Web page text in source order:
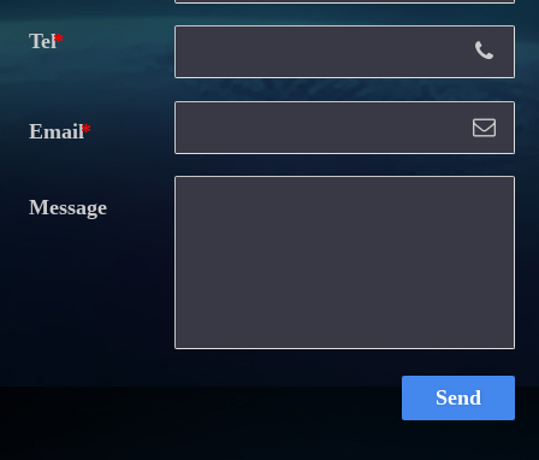
Tel
Email
Message
Send